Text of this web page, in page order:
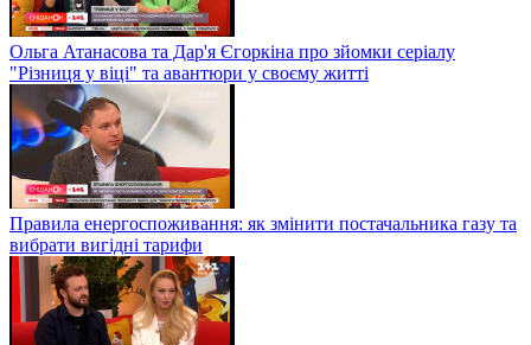
Ольга Атанасова та Дар'я Єгоркіна про зйомки серіалу
"Різниця у віці" та авантюри у своєму житті
Правила енергоспоживання: як змінити постачальника газу та
вибрати вигідні тарифи